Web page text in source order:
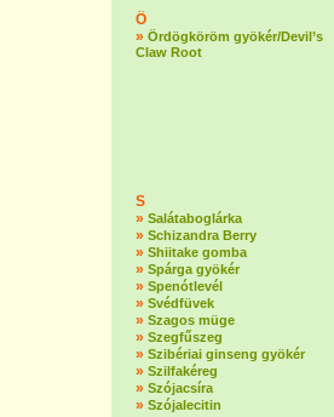
Ö
» Ördögköröm gyökér/Devil’s
Claw Root
S
» Salátaboglárka
» Schizandra Berry
» Shiitake gomba
» Spárga gyökér
» Spenótlevél
» Svédfüvek
» Szagos müge
» Szegfűszeg
» Szibériai ginseng gyökér
» Szilfakéreg
» Szójacsíra
» Szójalecitin